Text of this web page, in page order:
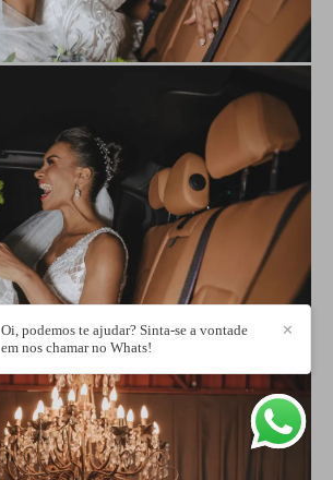
✕
Oi, podemos te ajudar? Sinta-se a vontade
em nos chamar no Whats!